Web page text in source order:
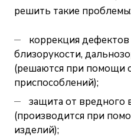
решить такие
коррекция
близорукости,
(решаются при помощи
приспособлений);
защита от вредного
(производится при
изделий);